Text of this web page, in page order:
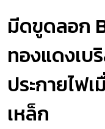
มีดขูดลอก
ทองแดงเบ
ประกายไฟ
เหล็ก